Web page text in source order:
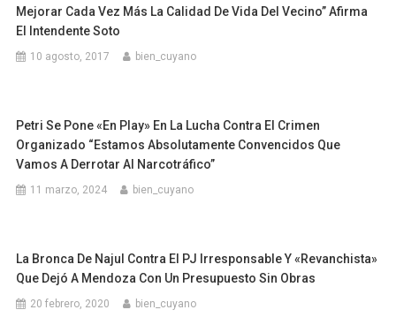
Mejorar Cada Vez Más La Calidad De Vida Del Vecino” Afirma
El Intendente Soto
10 agosto, 2017 bien_cuyano
Petri Se Pone «en Play» En La Lucha Contra El Crimen
Organizado “Estamos Absolutamente Convencidos Que
Vamos A Derrotar Al Narcotráfico”
11 marzo, 2024 bien_cuyano
La Bronca De Najul Contra El PJ Irresponsable Y «revanchista»
Que Dejó A Mendoza Con Un Presupuesto Sin Obras
20 febrero, 2020 bien_cuyano